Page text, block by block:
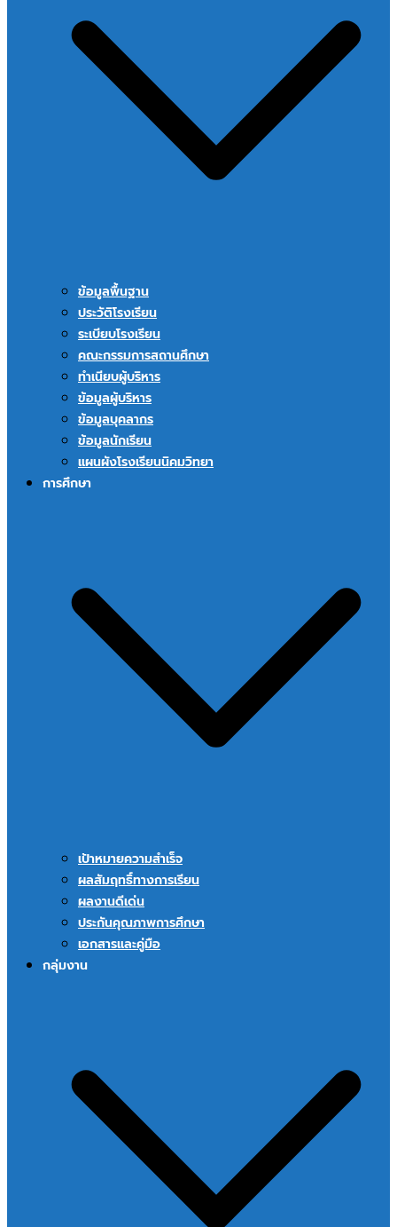
ข้อมูลพื้นฐาน
ประวัติโรงเรียน
ระเบียบโรงเรียน
คณะกรรมการสถานศึกษา
ทำเนียบผู้บริหาร
ข้อมูลผู้บริหาร
ข้อมูลบุคลากร
ข้อมูลนักเรียน
แผนผังโรงเรียนนิคมวิทยา
การศึกษา
เป้าหมายความสำเร็จ
ผลสัมฤทธิ์ทางการเรียน
ผลงานดีเด่น
ประกันคุณภาพการศึกษา
เอกสารและคู่มือ
กลุ่มงาน